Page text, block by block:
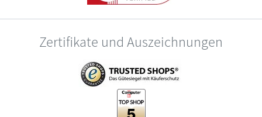
Zertifikate und Auszeichnungen